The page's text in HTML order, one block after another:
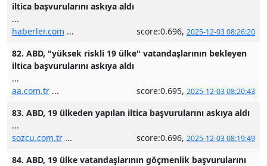
iltica başvurularını askıya aldı
...
haberler.com ... score:0.696, 2025-12-03 08:26:20
82. ABD, "yüksek riskli 19 ülke" vatandaşlarının bekleyen
iltica başvurularını askıya aldı
...
aa.com.tr ... score:0.695, 2025-12-03 08:20:43
83. ABD, 19 ülkeden yapılan iltica başvurularını askıya aldı
...
sozcu.com.tr ... score:0.696, 2025-12-03 08:19:49
84. ABD, 19 ülke vatandaşlarının göçmenlik başvurularını